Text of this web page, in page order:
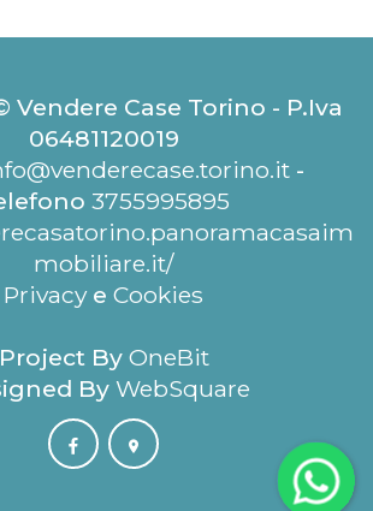
Case Torino - P.Iva
06481120019
-
3755995895
mobiliare.it/
Privacy e Cookies
Project By OneBit
By WebSquare